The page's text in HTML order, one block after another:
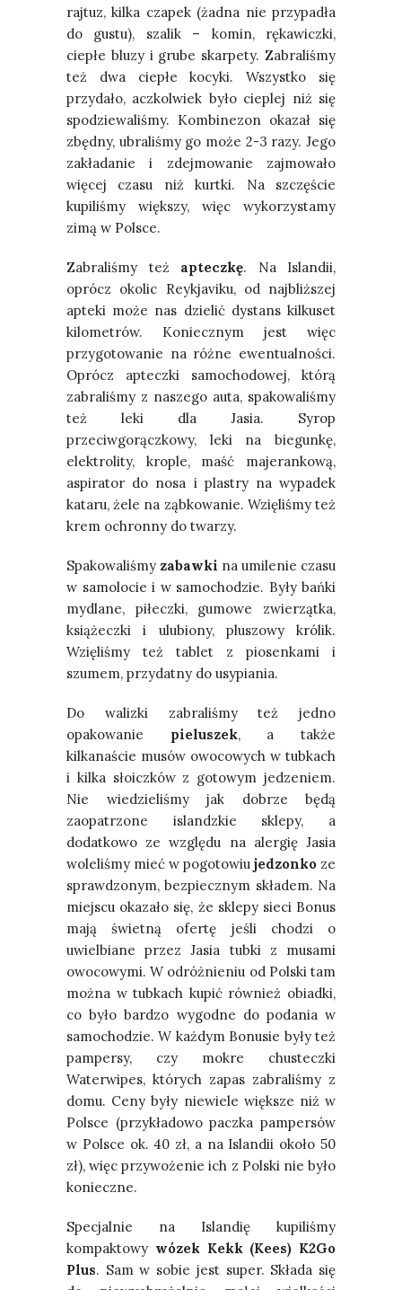
rajtuz, kilka czapek (żadna nie przypadła
do gustu), szalik – komin, rękawiczki,
ciepłe bluzy i grube skarpety. Zabraliśmy
też dwa ciepłe kocyki. Wszystko się
przydało, aczkolwiek było cieplej niż się
spodziewaliśmy. Kombinezon okazał się
zbędny, ubraliśmy go może 2-3 razy. Jego
zakładanie i zdejmowanie zajmowało
więcej czasu niż kurtki. Na szczęście
kupiliśmy większy, więc wykorzystamy
zimą w Polsce.
Zabraliśmy też apteczkę. Na Islandii,
oprócz okolic Reykjaviku, od najbliższej
apteki może nas dzielić dystans kilkuset
kilometrów. Koniecznym jest więc
przygotowanie na różne ewentualności.
Oprócz apteczki samochodowej, którą
zabraliśmy z naszego auta, spakowaliśmy
też leki dla Jasia. Syrop
przeciwgorączkowy, leki na biegunkę,
elektrolity, krople, maść majerankową,
aspirator do nosa i plastry na wypadek
kataru, żele na ząbkowanie. Wzięliśmy też
krem ochronny do twarzy.
Spakowaliśmy zabawki na umilenie czasu
w samolocie i w samochodzie. Były bańki
mydlane, piłeczki, gumowe zwierzątka,
książeczki i ulubiony, pluszowy królik.
Wzięliśmy też tablet z piosenkami i
szumem, przydatny do usypiania.
Do walizki zabraliśmy też jedno
opakowanie pieluszek, a także
kilkanaście musów owocowych w tubkach
i kilka słoiczków z gotowym jedzeniem.
Nie wiedzieliśmy jak dobrze będą
zaopatrzone islandzkie sklepy, a
dodatkowo ze względu na alergię Jasia
woleliśmy mieć w pogotowiu jedzonko ze
sprawdzonym, bezpiecznym składem. Na
miejscu okazało się, że sklepy sieci Bonus
mają świetną ofertę jeśli chodzi o
uwielbiane przez Jasia tubki z musami
owocowymi. W odróżnieniu od Polski tam
można w tubkach kupić również obiadki,
co było bardzo wygodne do podania w
samochodzie. W każdym Bonusie były też
pampersy, czy mokre chusteczki
Waterwipes, których zapas zabraliśmy z
domu. Ceny były niewiele większe niż w
Polsce (przykładowo paczka pampersów
w Polsce ok. 40 zł, a na Islandii około 50
zł), więc przywożenie ich z Polski nie było
konieczne.
Specjalnie na Islandię kupiliśmy
kompaktowy wózek Kekk (Kees) K2Go
Plus. Sam w sobie jest super. Składa się